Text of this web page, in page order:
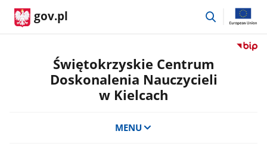
gov.pl
przejdź
Przejdź
Świętokrzyskie Centrum
Doskonalenia Nauczycieli
w Kielcach
MENU